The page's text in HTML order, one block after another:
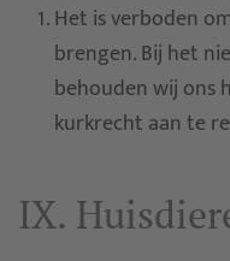
Het is verboden
brengen. Bij het
behouden wij ons
kurkrecht aan te
IX.